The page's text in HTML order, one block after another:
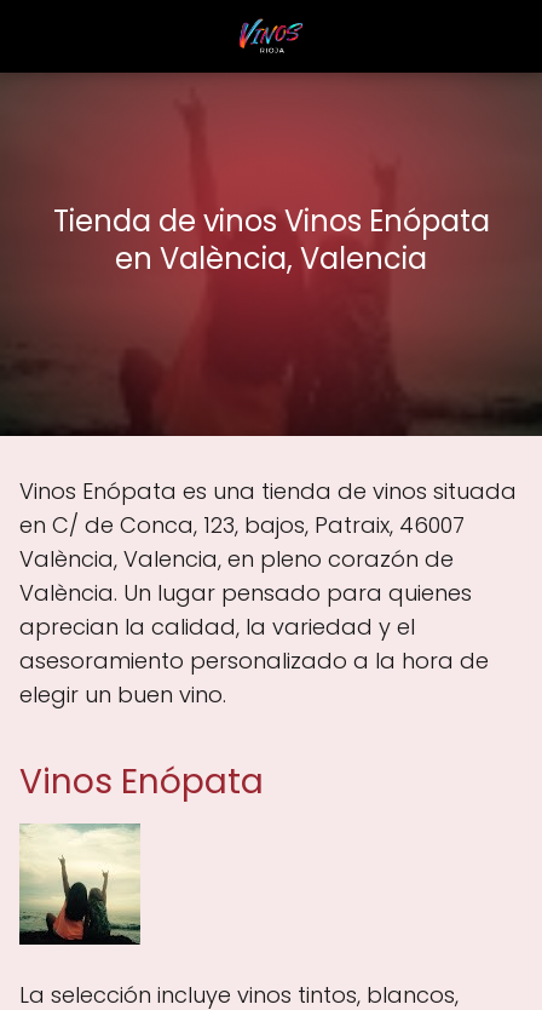
Tienda de vinos Vinos Enópata
en València, Valencia
Vinos Enópata es una tienda de vinos situada
en C/ de Conca, 123, bajos, Patraix, 46007
València, Valencia, en pleno corazón de
València. Un lugar pensado para quienes
aprecian la calidad, la variedad y el
asesoramiento personalizado a la hora de
elegir un buen vino.
Vinos Enópata
La selección incluye vinos tintos, blancos,